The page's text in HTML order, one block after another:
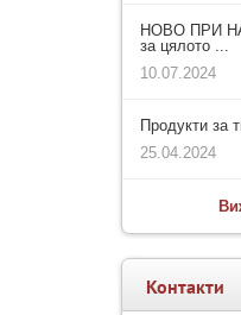
НОВО ПРИ
за цялото ...
10.07.2024
Продукти за
25.04.2024
Контакти